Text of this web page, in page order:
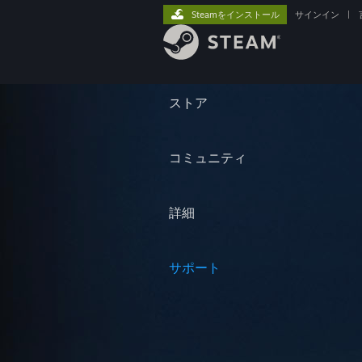
ストア
コミュニティ
詳細
サポート
Steamをインストール サインイン